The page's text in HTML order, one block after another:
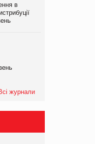
в
журнали